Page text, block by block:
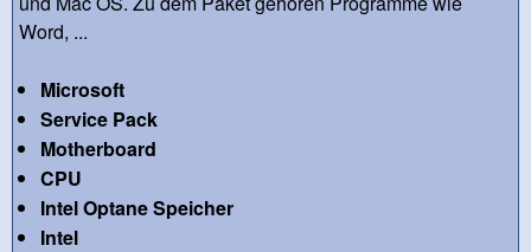
Word, ...
Microsoft
Service Pack
Motherboard
CPU
Intel Optane Speicher
Intel